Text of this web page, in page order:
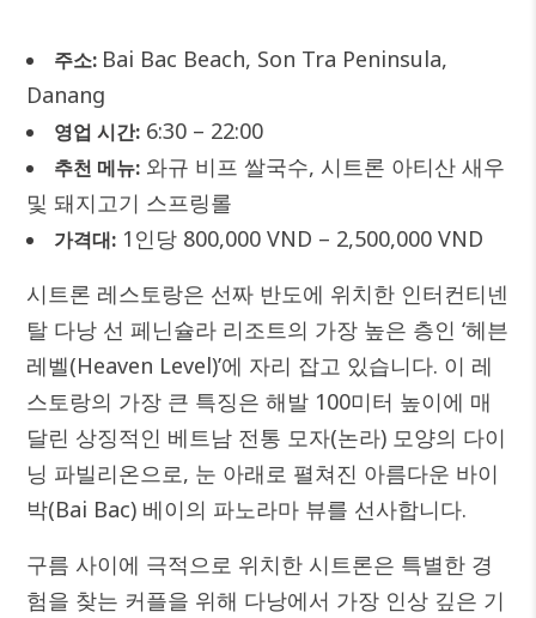
주소: Bai Bac Beach, Son Tra Peninsula,
Danang
영업 시간: 6:30 – 22:00
추천 메뉴: 와규 비프 쌀국수, 시트론 아티산 새우
및 돼지고기 스프링롤
가격대: 1인당 800,000 VND – 2,500,000 VND
시트론 레스토랑은 선짜 반도에 위치한 인터컨티넨
탈 다낭 선 페닌슐라 리조트의 가장 높은 층인 ‘헤븐
레벨(Heaven Level)’에 자리 잡고 있습니다. 이 레
스토랑의 가장 큰 특징은 해발 100미터 높이에 매
달린 상징적인 베트남 전통 모자(논라) 모양의 다이
닝 파빌리온으로, 눈 아래로 펼쳐진 아름다운 바이
박(Bai Bac) 베이의 파노라마 뷰를 선사합니다.
구름 사이에 극적으로 위치한 시트론은 특별한 경
험을 찾는 커플을 위해 다낭에서 가장 인상 깊은 기